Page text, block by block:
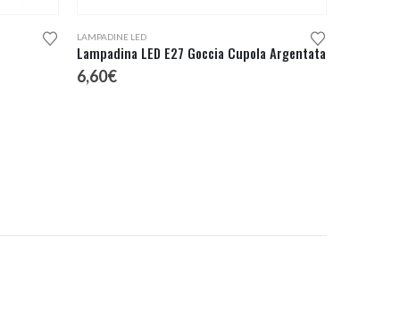
LAMPADINE LED
Lampadina LED E27 Goccia Cupola Argentata
6,60€